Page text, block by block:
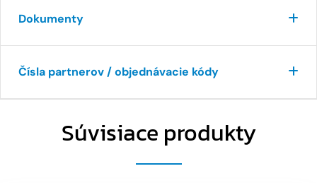
Dokumenty
Čísla partnerov / objednávacie kódy
Súvisiace produkty